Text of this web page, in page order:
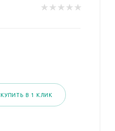
КУПИТЬ В 1 КЛИК